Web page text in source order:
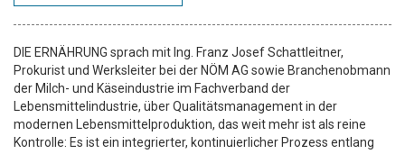
DIE ERNÄHRUNG sprach mit Ing. Franz Josef Schattleitner,
Prokurist und Werksleiter bei der NÖM AG sowie Branchenobmann
der Milch- und Käseindustrie im Fachverband der
Lebensmittelindustrie, über Qualitätsmanagement in der
modernen Lebensmittelproduktion, das weit mehr ist als reine
Kontrolle: Es ist ein integrierter, kontinuierlicher Prozess entlang